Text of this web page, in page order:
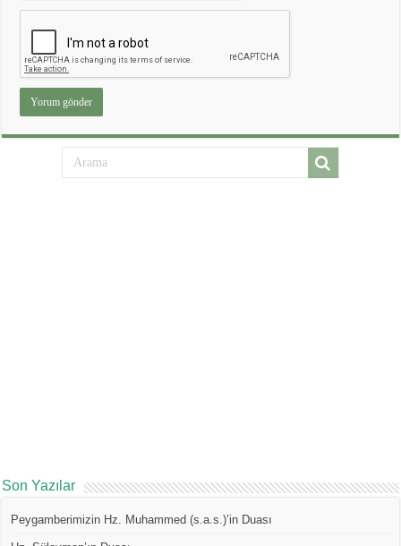
Son Yazılar
Peygamberimizin Hz. Muhammed (s.a.s.)’in Duası